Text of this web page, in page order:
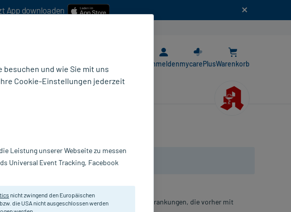
App downloaden
AnmeldenmycarePlusWarenkorb
(Phasentherapie) bei allen Hauterkrankungen, die vorher mit
besuchen und wie Sie mit uns
Cookie-Einstellungen jederzeit
Leistung unserer Webseite zu messen
Universal Event Tracking, Facebook
nicht zwingend den Europäischen
die USA nicht ausgeschlossen werden